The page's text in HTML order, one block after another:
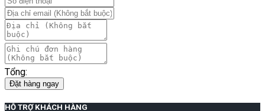
Tổng:
Đặt hàng ngay
HỖ TRỢ KHÁCH HÀNG